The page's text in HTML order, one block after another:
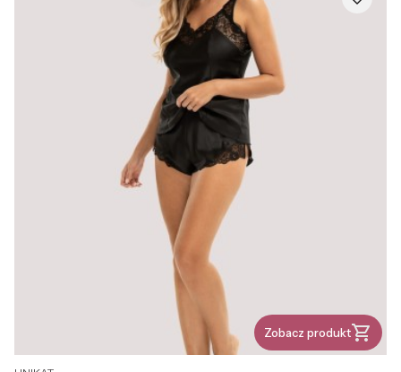
Zobacz produkt
PRODUCENT